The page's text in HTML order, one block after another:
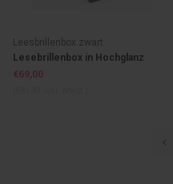
Leesbrillenbox zwart
Lesebrillenbox in Hochglanz
schwarz
€69,00